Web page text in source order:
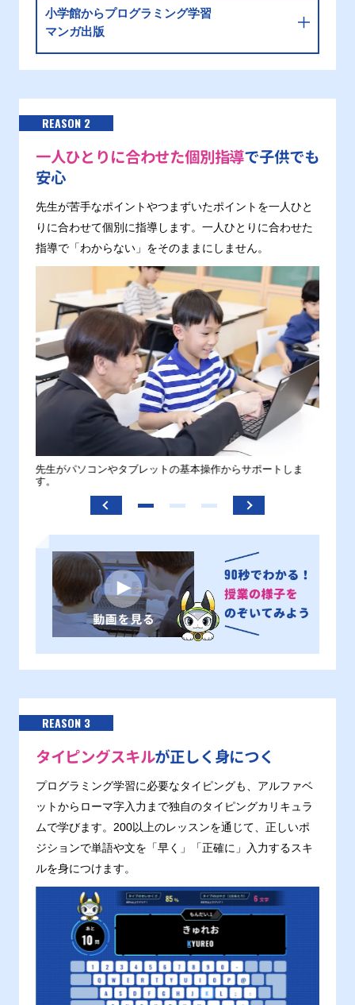
小学館からプログラミング学習
マンガ出版
REASON 2
一人ひとりに合わせた個別指導で子供でも
安心
先生が苦手なポイントやつまずいたポイントを一人ひと
りに合わせて個別に指導します。一人ひとりに合わせた
指導で「わからない」をそのままにしません。
先生がパソコンやタブレットの基本操作からサポートしま
す。
REASON 3
タイピングスキルが正しく身につく
プログラミング学習に必要なタイピングも、アルファベ
ットからローマ字入力まで独自のタイピングカリキュラ
ムで学びます。200以上のレッスンを通じて、正しいポ
ジションで単語や文を「早く」「正確に」入力するスキ
ルを身につけます。